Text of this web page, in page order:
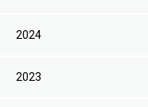
2024
2023